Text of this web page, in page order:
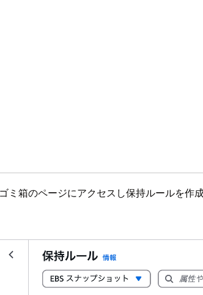
ミ箱のページにアクセスし保持ルールを作